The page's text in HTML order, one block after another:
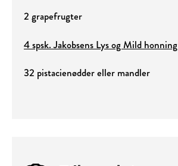
2 grapefrugter
4 spsk. Jakobsens Lys og Mild honning
32 pistacienødder eller mandler